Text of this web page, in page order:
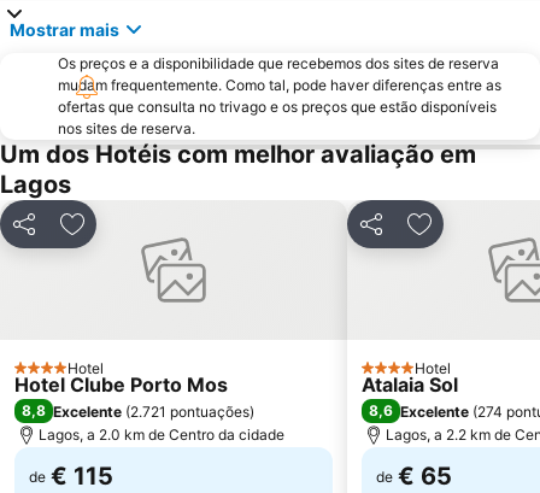
Praia Dona Ana
Baiona Beach
Prainha
do Monte Clérigo
Areias de São João
Praia do Burgau
Praia de Três Irmãos
Praia de Porto de Mós
Marina de Lagos
Sesmarias
Praia da Samouqueira
Quinta da Balaia
Mostrar mais
Os preços e a disponibilidade que recebemos dos sites de reserva
mudam frequentemente. Como tal, pode haver diferenças entre as
ofertas que consulta no trivago e os preços que estão disponíveis
nos sites de reserva.
Um dos Hotéis com melhor avaliação em
Lagos
PartilharAdicionar aos favoritos
4 Estrelas
Hotel
Hotel Clube Porto Mos
8,8 Excelente (2.721 pontuações)
Lagos, a 2.0 km de Centro da cidade
de € 115
PartilharAdicionar
4 Estrelas
Hotel
Atalaia Sol
8,6 Excelente (274
Lagos, a 2.2 km de
de € 65